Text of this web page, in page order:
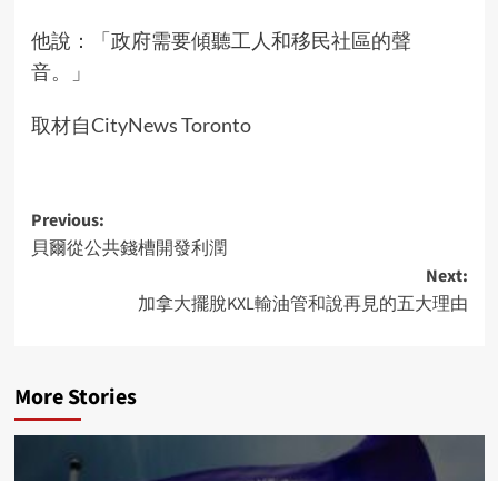
他說：「政府需要傾聽工人和移民社區的聲
音。」
取材自CityNews Toronto
Post
navigation
Previous:
貝爾從公共錢槽開發利潤
Next:
加拿大擺脫KXL輸油管和說再見的五大理由
More Stories